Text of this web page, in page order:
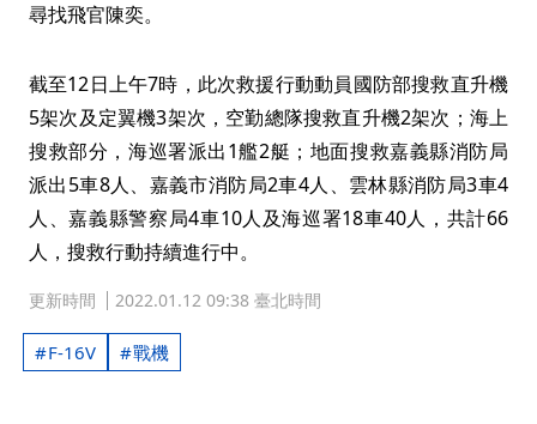
尋找飛官陳奕。
截至12日上午7時，此次救援行動動員國防部搜救直升機
5架次及定翼機3架次，空勤總隊搜救直升機2架次；海上
搜救部分，海巡署派出1艦2艇；地面搜救嘉義縣消防局
派出5車8人、嘉義市消防局2車4人、雲林縣消防局3車4
人、嘉義縣警察局4車10人及海巡署18車40人，共計66
人，搜救行動持續進行中。
更新時間 2022.01.12 09:38 臺北時間
F-16V 戰機